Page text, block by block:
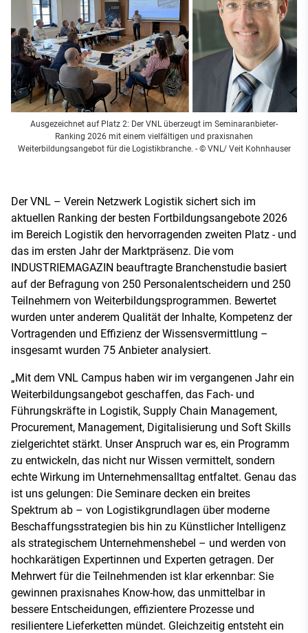
Ausgezeichnet auf Platz 2: Der VNL überzeugt im Seminaranbieter-
Ranking 2026 mit einem vielfältigen und praxisnahen
Weiterbildungsangebot für die Logistikbranche. - © VNL/ Veit Kohnhauser
Der VNL – Verein Netzwerk Logistik sichert sich im
aktuellen Ranking der besten Fortbildungsangebote 2026
im Bereich Logistik den hervorragenden zweiten Platz - und
das im ersten Jahr der Marktpräsenz. Die vom
INDUSTRIEMAGAZIN beauftragte Branchenstudie basiert
auf der Befragung von 250 Personalentscheidern und 250
Teilnehmern von Weiterbildungsprogrammen. Bewertet
wurden unter anderem Qualität der Inhalte, Kompetenz der
Vortragenden und Effizienz der Wissensvermittlung –
insgesamt wurden 75 Anbieter analysiert.
„Mit dem VNL Campus haben wir im vergangenen Jahr ein
Weiterbildungsangebot geschaffen, das Fach- und
Führungskräfte in Logistik, Supply Chain Management,
Procurement, Management, Digitalisierung und Soft Skills
zielgerichtet stärkt. Unser Anspruch war es, ein Programm
zu entwickeln, das nicht nur Wissen vermittelt, sondern
echte Wirkung im Unternehmensalltag entfaltet. Genau das
ist uns gelungen: Die Seminare decken ein breites
Spektrum ab – von Logistikgrundlagen über moderne
Beschaffungsstrategien bis hin zu Künstlicher Intelligenz
als strategischem Unternehmenshebel – und werden von
hochkarätigen Expertinnen und Experten getragen. Der
Mehrwert für die Teilnehmenden ist klar erkennbar: Sie
gewinnen praxisnahes Know-how, das unmittelbar in
bessere Entscheidungen, effizientere Prozesse und
resilientere Lieferketten mündet. Gleichzeitig entsteht ein